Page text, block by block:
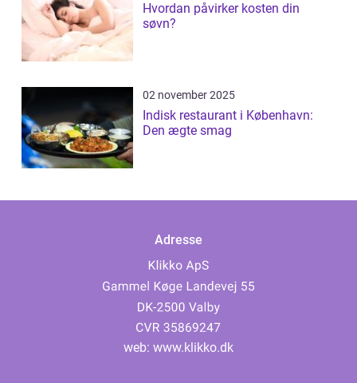
Hvordan påvirker kosten din
søvn?
02 november 2025
Indisk restaurant i København:
Den ægte smag
Adresse
web: www.klikko.dk